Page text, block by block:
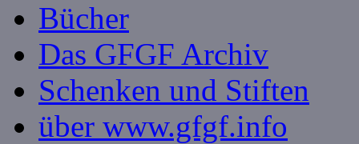
Bücher
Das GFGF Archiv
Schenken und Stiften
über www.gfgf.info